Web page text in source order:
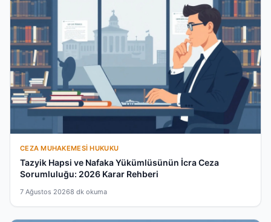
CEZA MUHAKEMESI HUKUKU
Tazyik Hapsi ve Nafaka Yükümlüsünün İcra Ceza
Sorumluluğu: 2026 Karar Rehberi
7 Ağustos 20268 dk okuma